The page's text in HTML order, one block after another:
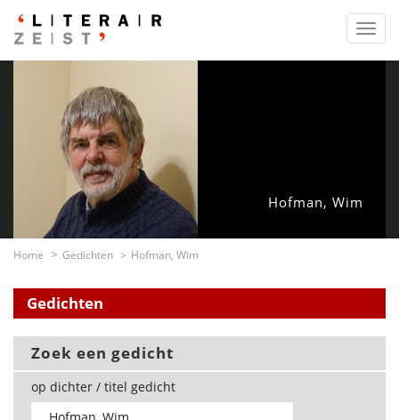
Hofman, Wim
Home Gedichten Hofman, Wim
Gedichten
Zoek een gedicht
op dichter / titel gedicht